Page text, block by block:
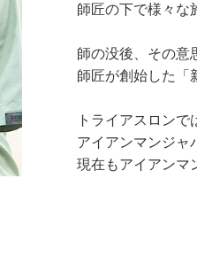
師匠の下で様々な
師の没後、その意
師匠が創始した「
トライアスロンで
アイアンマンジャ
現在もアイアンマ